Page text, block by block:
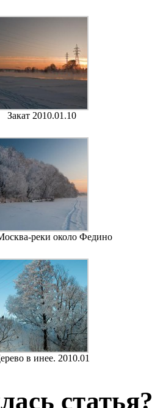
Закат 2010.01.10
реки около Федино
в инее. 2010.01
статья?